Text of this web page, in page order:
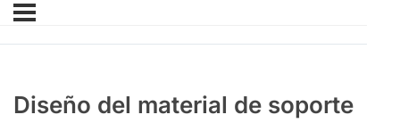
Diseño del material de soporte